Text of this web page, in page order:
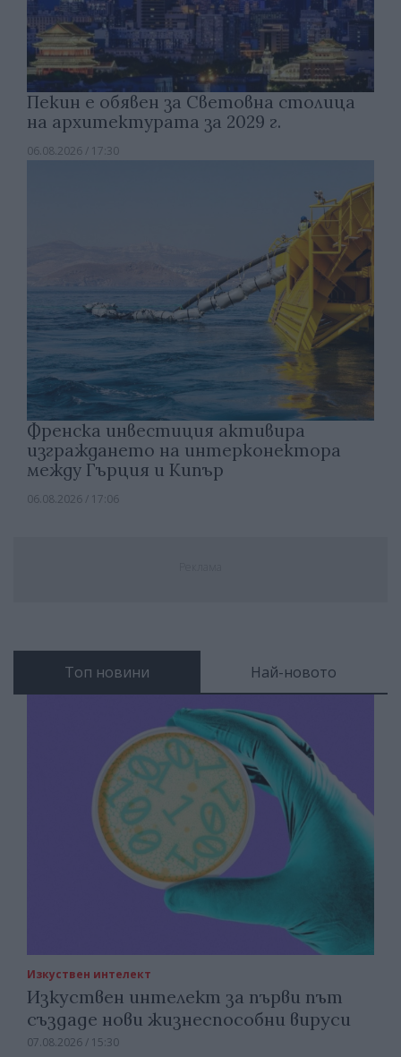
Пекин е обявен за Световна столица
на архитектурата за 2029 г.
06.08.2026 / 17:30
Френска инвестиция активира
изграждането на интерконектора
между Гърция и Кипър
06.08.2026 / 17:06
Топ новини Най-новото
Изкуствен интелект
Изкуствен интелект за първи път
създаде нови жизнеспособни вируси
07.08.2026 / 15:30